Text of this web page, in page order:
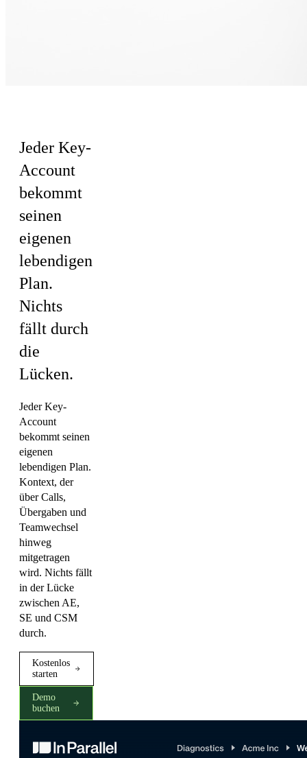
Jeder Key-
Account
bekommt
seinen
eigenen
lebendigen
Plan.
Nichts
fällt durch
die
Lücken.
Jeder Key-
Account
bekommt seinen
eigenen
lebendigen Plan.
Kontext, der
über Calls,
Übergaben und
Teamwechsel
hinweg
mitgetragen
wird. Nichts fällt
in der Lücke
zwischen AE,
SE und CSM
durch.
Kostenlos
starten
Demo
buchen